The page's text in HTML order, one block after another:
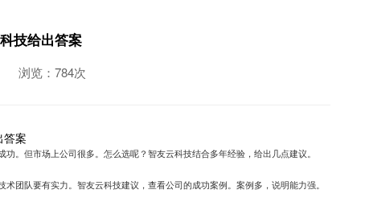
技给出答案
浏览：784次
答案
。但市场上公司很多。怎么选呢？智友云科技结合多年经验，给出几点建议。
团队要有实力。智友云科技建议，查看公司的成功案例。案例多，说明能力强。